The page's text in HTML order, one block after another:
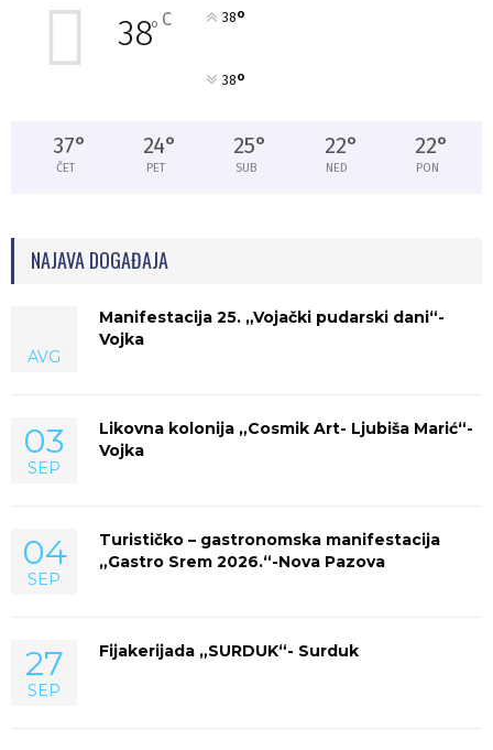
38° C 38°
38°
37°
ČET
24°
PET
25°
SUB
22°
NED
22°
PON
NAJAVA DOGAĐAJA
AVG
Manifestacija 25. „Vojački pudarski dani“-
Vojka
03
SEP
Likovna kolonija „Cosmik Art- Ljubiša Marić“-
Vojka
04
SEP
Turističko – gastronomska manifestacija
„Gastro Srem 2026.“-Nova Pazova
27
SEP
Fijakerijada „SURDUK“- Surduk